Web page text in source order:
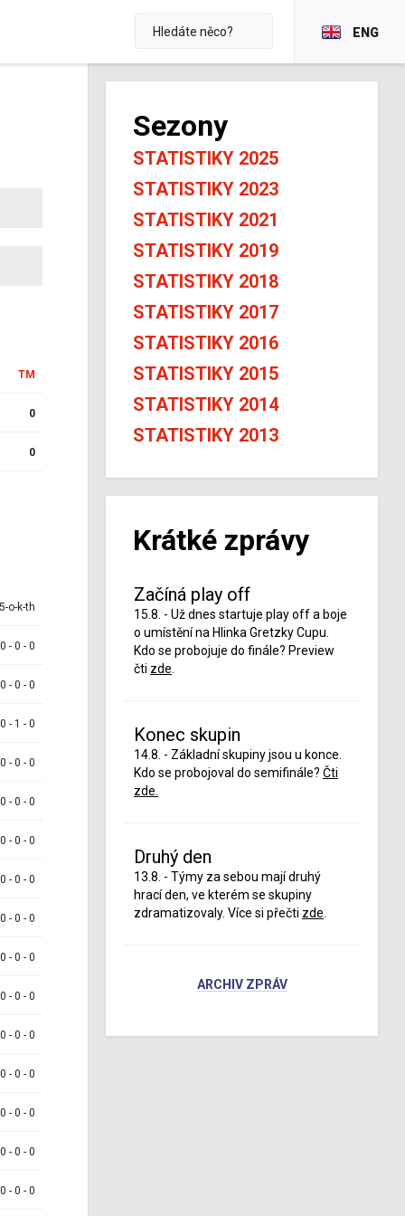
ENG
TM
0
0
o-k-th
- 0 - 0
- 0 - 0
- 1 - 0
- 0 - 0
- 0 - 0
- 0 - 0
- 0 - 0
- 0 - 0
- 0 - 0
- 0 - 0
- 0 - 0
- 0 - 0
- 0 - 0
- 0 - 0
- 0 - 0
Sezony
STATISTIKY 2025
STATISTIKY 2023
STATISTIKY 2021
STATISTIKY 2019
STATISTIKY 2018
STATISTIKY 2017
STATISTIKY 2016
STATISTIKY 2015
STATISTIKY 2014
STATISTIKY 2013
Krátké zprávy
Začíná play off
15.8. - Už dnes startuje play off a boje
o umístění na Hlinka Gretzky Cupu.
Kdo se probojuje do finále? Preview
čti zde
Konec skupin
14.8. - Základní skupiny jsou u konce.
Kdo se probojoval do semifinále? Čti
zde.
Druhý den
13.8. - Týmy za sebou mají druhý
hrací den, ve kterém se skupiny
zdramatizovaly. Více si přečti zde
ARCHIV ZPRÁV